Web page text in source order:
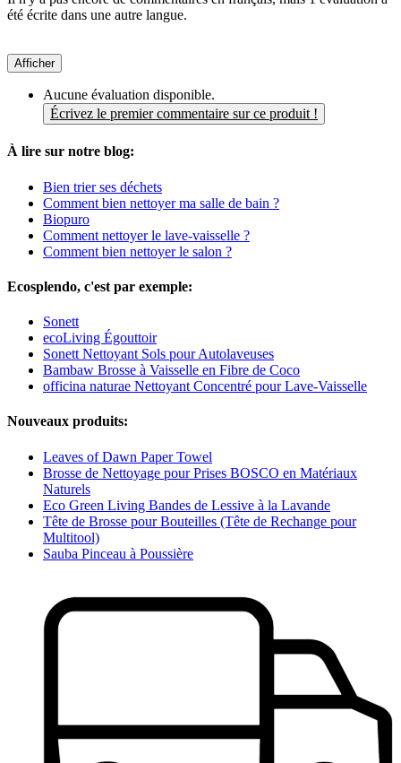
été écrite dans une autre langue.
Afficher
Aucune évaluation disponible.
Écrivez le premier commentaire sur ce produit !
À lire sur notre blog:
Bien trier ses déchets
Comment bien nettoyer ma salle de bain ?
Biopuro
Comment nettoyer le lave-vaisselle ?
Comment bien nettoyer le salon ?
Ecosplendo, c'est par exemple:
Sonett
ecoLiving Égouttoir
Sonett Nettoyant Sols pour Autolaveuses
Bambaw Brosse à Vaisselle en Fibre de Coco
officina naturae Nettoyant Concentré pour Lave-Vaisselle
Nouveaux produits:
Leaves of Dawn Paper Towel
Brosse de Nettoyage pour Prises BOSCO en Matériaux
Naturels
Eco Green Living Bandes de Lessive à la Lavande
Tête de Brosse pour Bouteilles (Tête de Rechange pour
Multitool)
Sauba Pinceau à Poussière